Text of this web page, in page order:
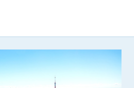
ドの管理）
が発行したIDおよびパスワードの使
任を負うものとします。
パスワードを、貸与、譲渡、売買、
三者に利用させることはできませ